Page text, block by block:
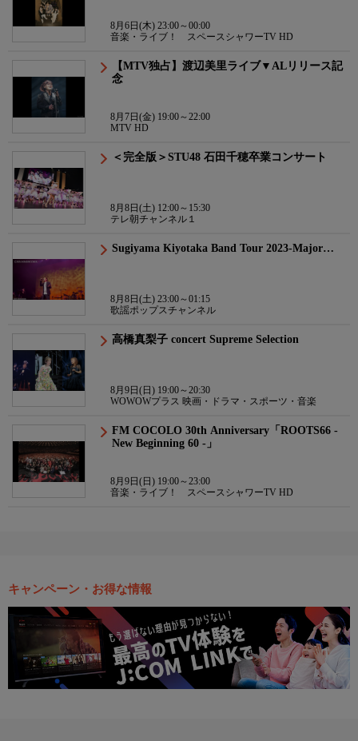
8月6日(木) 23:00～00:00
音楽・ライブ！ スペースシャワーTV HD
【MTV独占】渡辺美里ライブ▼ALリリース記
念
8月7日(金) 19:00～22:00
MTV HD
＜完全版＞STU48 石田千穂卒業コンサート
8月8日(土) 12:00～15:30
テレ朝チャンネル１
Sugiyama Kiyotaka Band Tour 2023-Major…
8月8日(土) 23:00～01:15
歌謡ポップスチャンネル
高橋真梨子 concert Supreme Selection
8月9日(日) 19:00～20:30
WOWOWプラス 映画・ドラマ・スポーツ・音楽
FM COCOLO 30th Anniversary「ROOTS66 -
New Beginning 60 -」
8月9日(日) 19:00～23:00
音楽・ライブ！ スペースシャワーTV HD
キャンペーン・お得な情報